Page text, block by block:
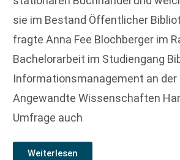
sie im Bestand Öffentlicher
fragte Anna Fee Blochberger im
Bachelorarbeit im Studiengang
Informationsmanagement an
Angewandte Wissenschaften
Umfrage auch
Weiterlesen